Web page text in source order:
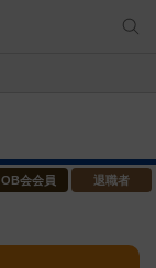
OB会会員 退職者